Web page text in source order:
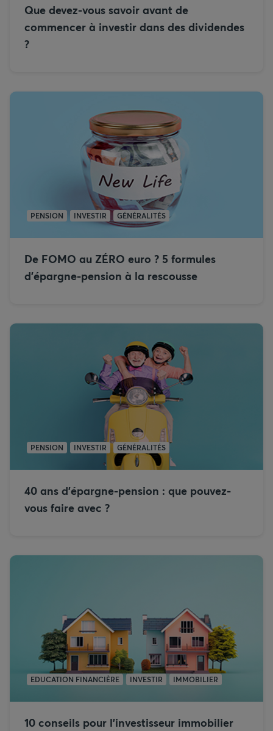
Que devez-vous savoir avant de
commencer à investir dans des dividendes
?
PENSION INVESTIR GÉNÉRALITÉS
De FOMO au ZÉRO euro ? 5 formules
d’épargne-pension à la rescousse
PENSION INVESTIR GÉNÉRALITÉS
40 ans d’épargne-pension : que pouvez-
vous faire avec ?
EDUCATION FINANCIÈRE INVESTIR IMMOBILIER
10 conseils pour l’investisseur immobilier